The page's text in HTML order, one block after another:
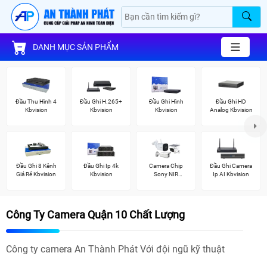
DANH MỤC SẢN PHẨM
Đầu Thu Hình 4
Kbvision
Đầu Ghi H.265+
Kbvision
Đầu Ghi Hình
Kbvision
Đầu Ghi HD
Analog Kbvision
Đầu Ghi 8 Kênh
Giá Rẻ Kbvision
Đầu Ghi Ip 4k
Kbvision
Camera Chip
Sony NIR
Đầu Ghi Camera
Ip AI Kbvision
Công Ty Camera Quận 10 Chất Lượng
Công ty camera An Thành Phát Với đội ngũ kỹ thuật